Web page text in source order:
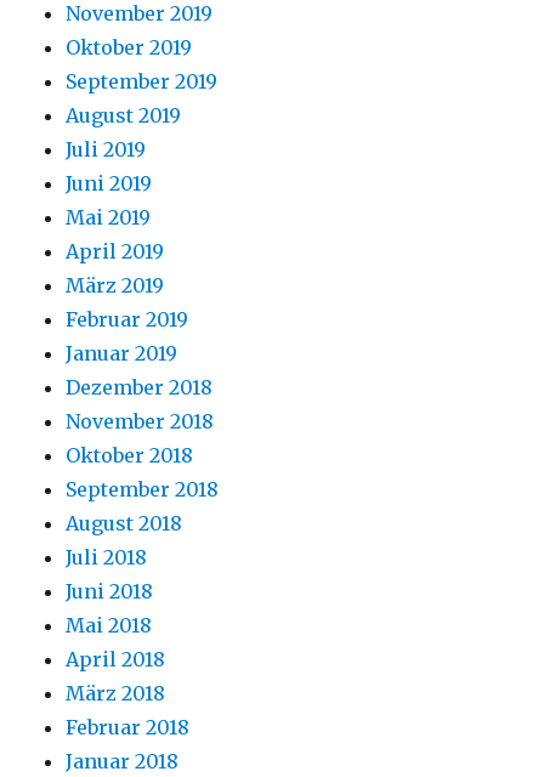
November 2019
Oktober 2019
September 2019
August 2019
Juli 2019
Juni 2019
Mai 2019
April 2019
März 2019
Februar 2019
Januar 2019
Dezember 2018
November 2018
Oktober 2018
September 2018
August 2018
Juli 2018
Juni 2018
Mai 2018
April 2018
März 2018
Februar 2018
Januar 2018